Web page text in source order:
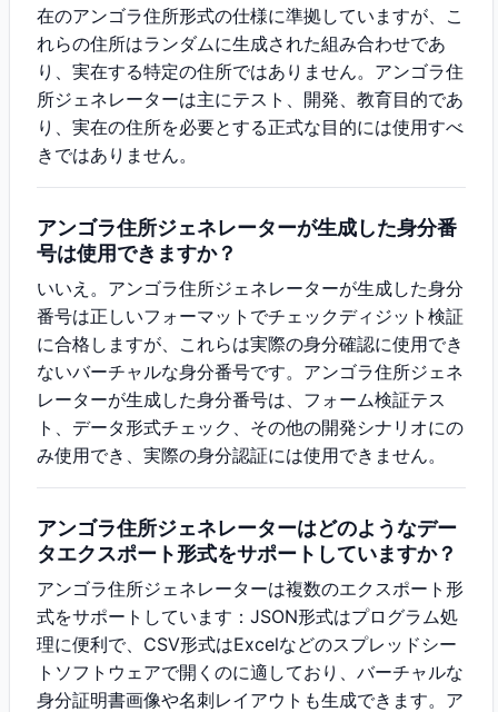
在のアンゴラ住所形式の仕様に準拠していますが、こ
れらの住所はランダムに生成された組み合わせであ
り、実在する特定の住所ではありません。アンゴラ住
所ジェネレーターは主にテスト、開発、教育目的であ
り、実在の住所を必要とする正式な目的には使用すべ
きではありません。
アンゴラ住所ジェネレーターが生成した身分番
号は使用できますか？
いいえ。アンゴラ住所ジェネレーターが生成した身分
番号は正しいフォーマットでチェックディジット検証
に合格しますが、これらは実際の身分確認に使用でき
ないバーチャルな身分番号です。アンゴラ住所ジェネ
レーターが生成した身分番号は、フォーム検証テス
ト、データ形式チェック、その他の開発シナリオにの
み使用でき、実際の身分認証には使用できません。
アンゴラ住所ジェネレーターはどのようなデー
タエクスポート形式をサポートしていますか？
アンゴラ住所ジェネレーターは複数のエクスポート形
式をサポートしています：JSON形式はプログラム処
理に便利で、CSV形式はExcelなどのスプレッドシー
トソフトウェアで開くのに適しており、バーチャルな
身分証明書画像や名刺レイアウトも生成できます。ア